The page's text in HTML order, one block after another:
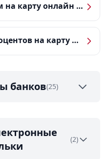
Срочный микрозайм на карту онлайн — получить деньги за 5 минут
Микрозаймы без процентов на карту — ТОП-10 за 2026 год
банков(25)
(2)